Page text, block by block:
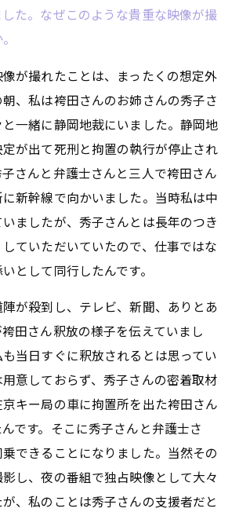
た。なぜこのような貴重な映像が撮
が撮れたことは、まったくの想定外
、私は袴田さんのお姉さんの秀子さ
一緒に静岡地裁にいました。静岡地
が出て死刑と拘置の執行が停止され
さんと弁護士さんと三人で袴田さん
新幹線で向かいました。当時私は中
ましたが、秀子さんとは長年のつき
ていただいていたので、仕事ではな
として同行したんです。
が殺到し、テレビ、新聞、ありとあ
田さん釈放の様子を伝えていまし
当日すぐに釈放されるとは思ってい
意しておらず、秀子さんの密着取材
キー局の車に拘置所を出た袴田さん
です。そこに秀子さんと弁護士さ
できることになりました。当然その
し、夜の番組で独占映像として大々
、私のことは秀子さんの支援者だと